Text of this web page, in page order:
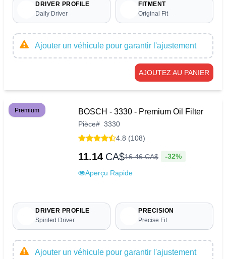
DRIVER PROFILE
Daily Driver
FITMENT
Original Fit
Ajouter un véhicule pour garantir l'ajustement
AJOUTEZ AU PANIER
Premium BOSCH - 3330 - Premium Oil Filter
Pièce# 3330
4.8 (108)
11.14 CA$16.46CA$ -32%
Aperçu Rapide
DRIVER PROFILE
Spirited Driver
PRECISION
Precise Fit
Ajouter un véhicule pour garantir l'ajustement